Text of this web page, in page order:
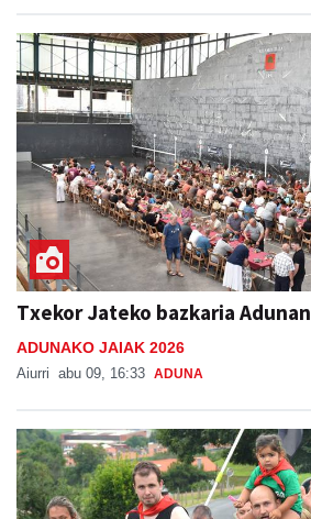
Txekor Jateko bazkaria Adunan
ADUNAKO JAIAK 2026
Aiurri abu 09, 16:33 ADUNA